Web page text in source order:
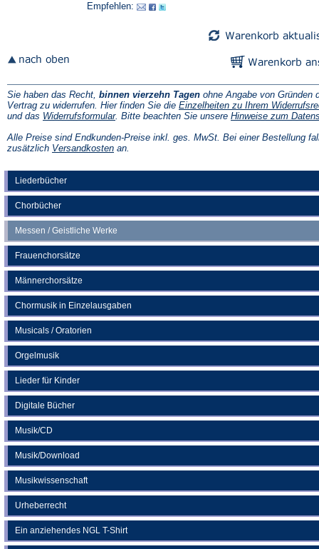
Liederbücher
Chorbücher
Messen / Geistliche Werke
Frauenchorsätze
Männerchorsätze
Chormusik in Einzelausgaben
Musicals / Oratorien
Orgelmusik
Lieder für Kinder
Digitale Bücher
Musik/CD
Musik/Download
Musikwissenschaft
Urheberrecht
Ein anziehendes NGL T-Shirt
Empfehlen:
Sie haben das Recht, binnen vierzehn Tagen ohne Angabe von Gründen
Vertrag zu widerrufen. Hier finden Sie die Einzelheiten zu Ihrem
und das Widerrufsformular(Öffnet
einem
neuen
. Bitte beachten Sie unsere Hinweise zum
Alle Preise sind Endkunden-Preise inkl. ges. MwSt. Bei einer Bestellung
zusätzlich Versandkosten(Öffnet
an.